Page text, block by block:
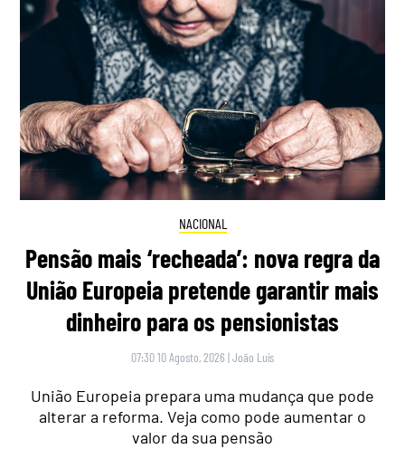
NACIONAL
Pensão mais ‘recheada’: nova regra da
União Europeia pretende garantir mais
dinheiro para os pensionistas
07:30 10 Agosto, 2026 |João Luís
União Europeia prepara uma mudança que pode
alterar a reforma. Veja como pode aumentar o
valor da sua pensão